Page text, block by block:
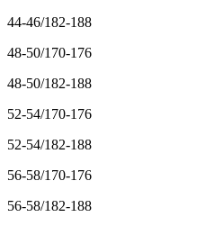
44-46/182-188
48-50/170-176
48-50/182-188
52-54/170-176
52-54/182-188
56-58/170-176
56-58/182-188